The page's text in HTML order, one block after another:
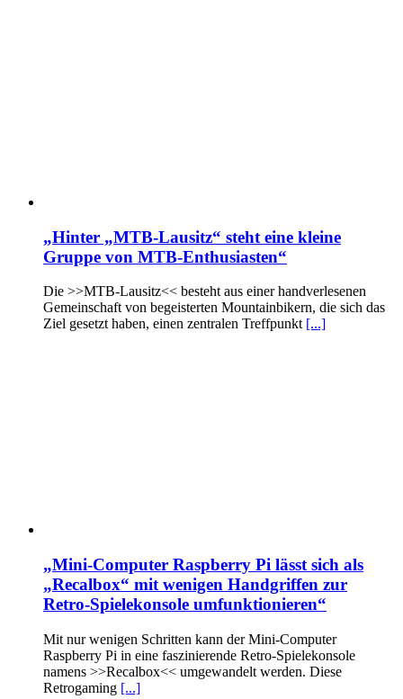
„Hinter „MTB-Lausitz“ steht eine kleine
Gruppe von MTB-Enthusiasten“
Die >>MTB-Lausitz<< besteht aus einer handverlesenen
Gemeinschaft von begeisterten Mountainbikern, die sich das
Ziel gesetzt haben, einen zentralen Treffpunkt [...]
„Mini-Computer Raspberry Pi lässt sich als
„Recalbox“ mit wenigen Handgriffen zur
Retro-Spielekonsole umfunktionieren“
Mit nur wenigen Schritten kann der Mini-Computer
Raspberry Pi in eine faszinierende Retro-Spielekonsole
namens >>Recalbox<< umgewandelt werden. Diese
Retrogaming [...]